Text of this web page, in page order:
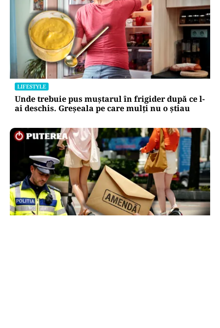
LIFESTYLE
Unde trebuie pus muștarul în frigider după ce l-
ai deschis. Greșeala pe care mulți nu o știau